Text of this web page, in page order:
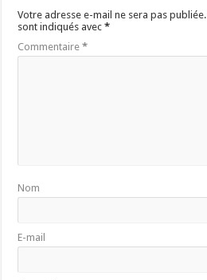
Votre adresse e-mail ne sera pas publiée.
sont indiqués avec*
Commentaire*
Nom
E-mail